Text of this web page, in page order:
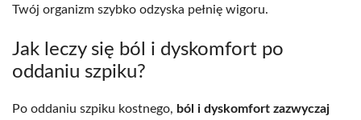
Twój organizm szybko odzyska pełnię wigoru.
Jak leczy się ból i dyskomfort po
oddaniu szpiku?
Po oddaniu szpiku kostnego, ból i dyskomfort zazwyczaj